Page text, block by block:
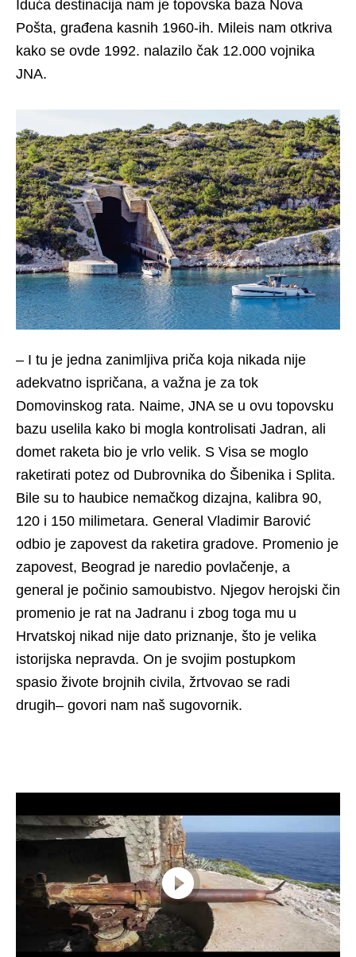
Iduća destinacija nam je topovska baza Nova
Pošta, građena kasnih 1960-ih. Mileis nam otkriva
kako se ovde 1992. nalazilo čak 12.000 vojnika
JNA.
– I tu je jedna zanimljiva priča koja nikada nije
adekvatno ispričana, a važna je za tok
Domovinskog rata. Naime, JNA se u ovu topovsku
bazu uselila kako bi mogla kontrolisati Jadran, ali
domet raketa bio je vrlo velik. S Visa se moglo
raketirati potez od Dubrovnika do Šibenika i Splita.
Bile su to haubice nemačkog dizajna, kalibra 90,
120 i 150 milimetara. General Vladimir Barović
odbio je zapovest da raketira gradove. Promenio je
zapovest, Beograd je naredio povlačenje, a
general je počinio samoubistvo. Njegov herojski čin
promenio je rat na Jadranu i zbog toga mu u
Hrvatskoj nikad nije dato priznanje, što je velika
istorijska nepravda. On je svojim postupkom
spasio živote brojnih civila, žrtvovao se radi
drugih– govori nam naš sugovornik.